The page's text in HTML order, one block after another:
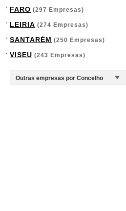
FARO (297 Empresas)
LEIRIA (274 Empresas)
SANTARÉM (250 Empresas)
VISEU (243 Empresas)